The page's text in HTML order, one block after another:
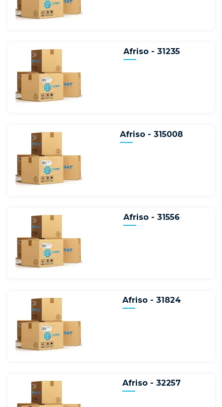
Afriso - 31235
Afriso - 315008
Afriso - 31556
Afriso - 31824
Afriso - 32257